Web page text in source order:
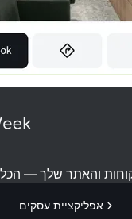
אפליקציית עסקים